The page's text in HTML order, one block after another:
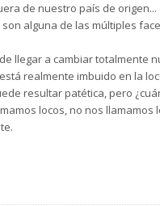
de nuestro país de
alguna de las múltiples
llegar a cambiar totalmente
realmente imbuido en la
resultar patética, pero
locos, no nos